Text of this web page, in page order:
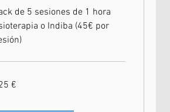
de 5 sesiones de 1 hora
o Indiba (45€ por
€